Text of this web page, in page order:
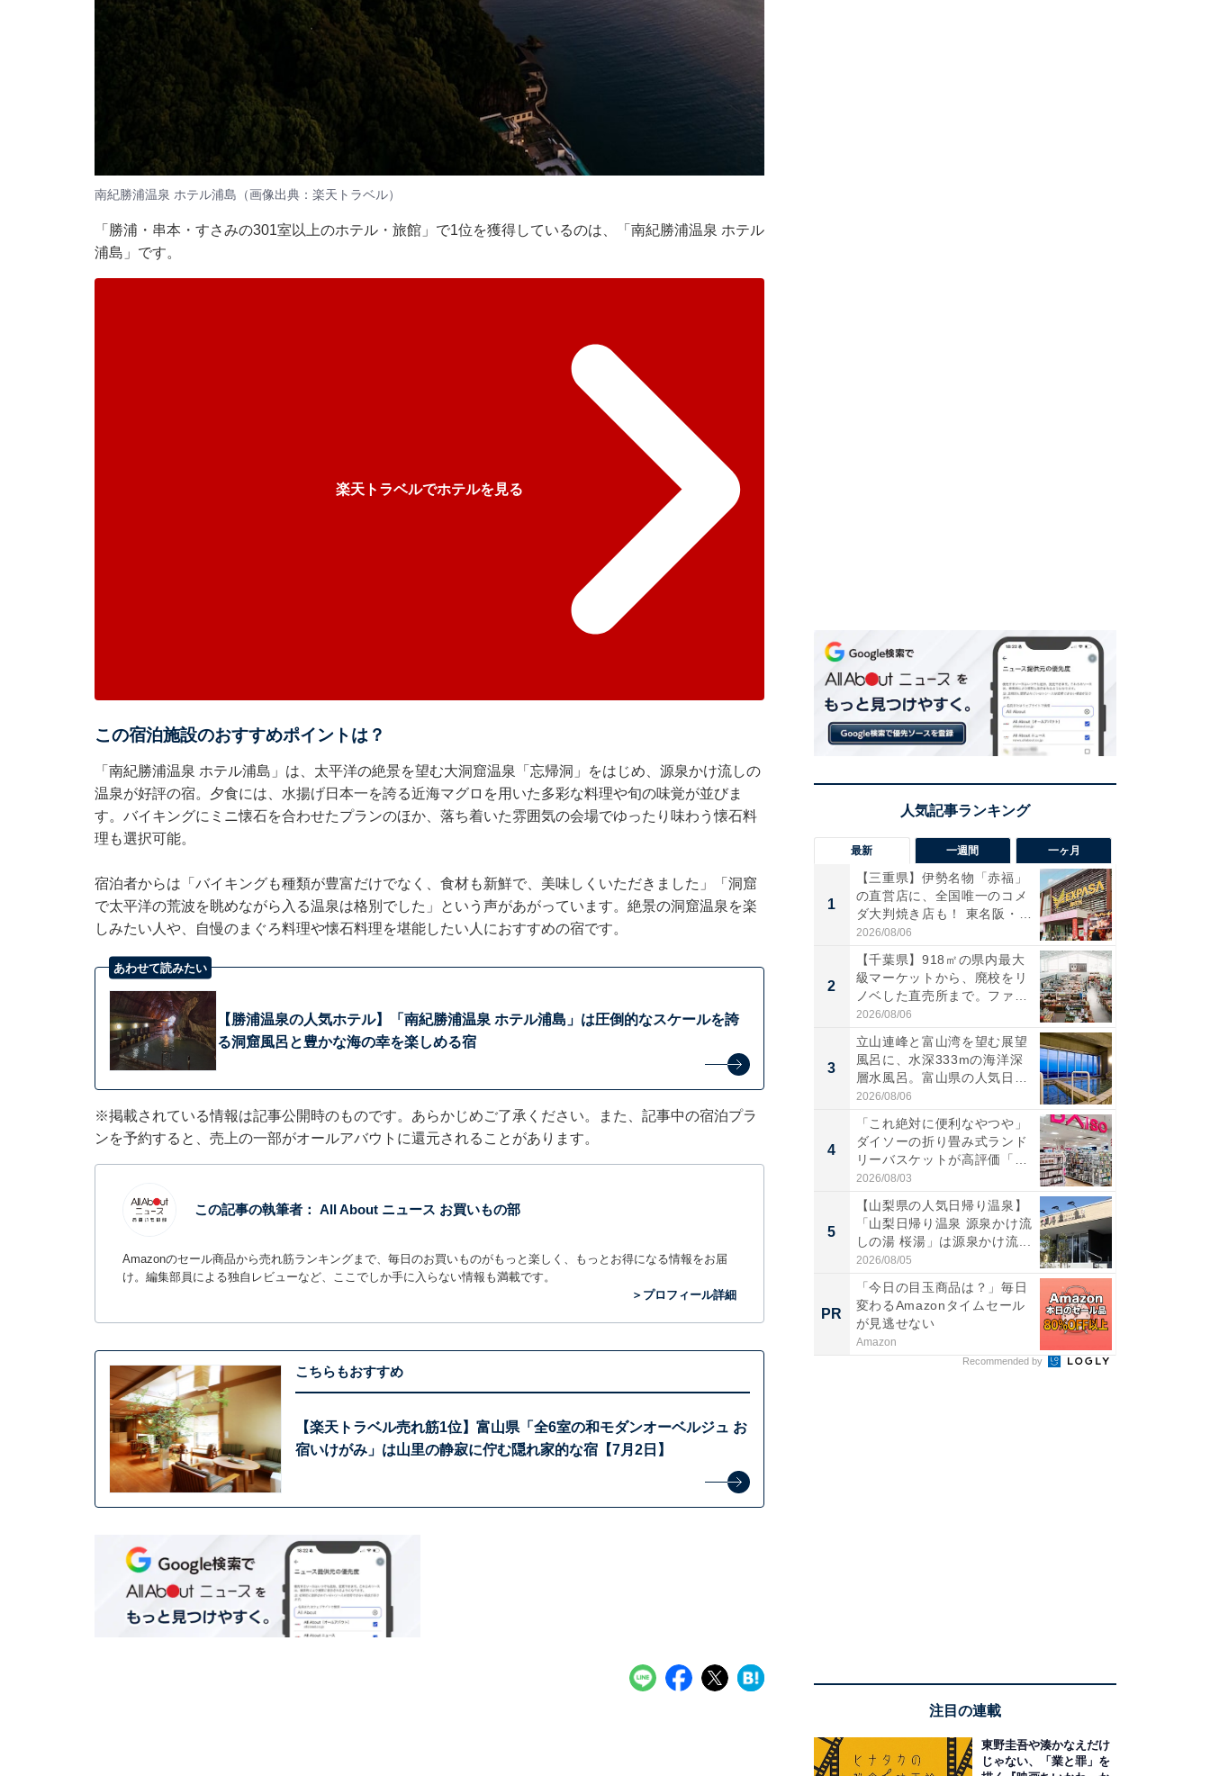
南紀勝浦温泉 ホテル浦島（画像出典：楽天トラベル）
「勝浦・串本・すさみの301室以上のホテル・旅館」で1位を獲得しているのは、「南紀勝浦温泉 ホテル
浦島」です。
楽天トラベルでホテルを見る
この宿泊施設のおすすめポイントは？
「南紀勝浦温泉 ホテル浦島」は、太平洋の絶景を望む大洞窟温泉「忘帰洞」をはじめ、源泉かけ流しの
温泉が好評の宿。夕食には、水揚げ日本一を誇る近海マグロを用いた多彩な料理や旬の味覚が並びま
す。バイキングにミニ懐石を合わせたプランのほか、落ち着いた雰囲気の会場でゆったり味わう懐石料
理も選択可能。
宿泊者からは「バイキングも種類が豊富だけでなく、食材も新鮮で、美味しくいただきました」「洞窟
で太平洋の荒波を眺めながら入る温泉は格別でした」という声があがっています。絶景の洞窟温泉を楽
しみたい人や、自慢のまぐろ料理や懐石料理を堪能したい人におすすめの宿です。
あわせて読みたい
【勝浦温泉の人気ホテル】「南紀勝浦温泉 ホテル浦島」は圧倒的なスケールを誇
る洞窟風呂と豊かな海の幸を楽しめる宿
※掲載されている情報は記事公開時のものです。あらかじめご了承ください。また、記事中の宿泊プラ
ンを予約すると、売上の一部がオールアバウトに還元されることがあります。
この記事の執筆者： All About ニュース お買いもの部
Amazonのセール商品から売れ筋ランキングまで、毎日のお買いものがもっと楽しく、もっとお得になる情報をお届
け。編集部員による独自レビューなど、ここでしか手に入らない情報も満載です。
＞プロフィール詳細
こちらもおすすめ
【楽天トラベル売れ筋1位】富山県「全6室の和モダンオーベルジュ お
宿いけがみ」は山里の静寂に佇む隠れ家的な宿【7月2日】
最新 一週間 一ヶ月
1
【三重県】伊勢名物「赤福」
の直営店に、全国唯一のコメ
ダ大判焼き店も！ 東名阪・
伊...
2026/08/06
2
【千葉県】918㎡の県内最大
級マーケットから、廃校をリ
ノベした直売所まで。ファ
ー...
2026/08/06
3
立山連峰と富山湾を望む展望
風呂に、水深333mの海洋深
層水風呂。富山県の人気日
帰...
2026/08/06
4
「これ絶対に便利なやつや」
ダイソーの折り畳み式ランド
リーバスケットが高評価「使
わ...
2026/08/03
5
【山梨県の人気日帰り温泉】
「山梨日帰り温泉 源泉かけ流
しの湯 桜湯」は源泉かけ流...
2026/08/05
PR
「今日の目玉商品は？」毎日
変わるAmazonタイムセール
が見逃せない
Amazon
Recommended by
注目の連載
東野圭吾や湊かなえだけ
じゃない、「業と罪」を